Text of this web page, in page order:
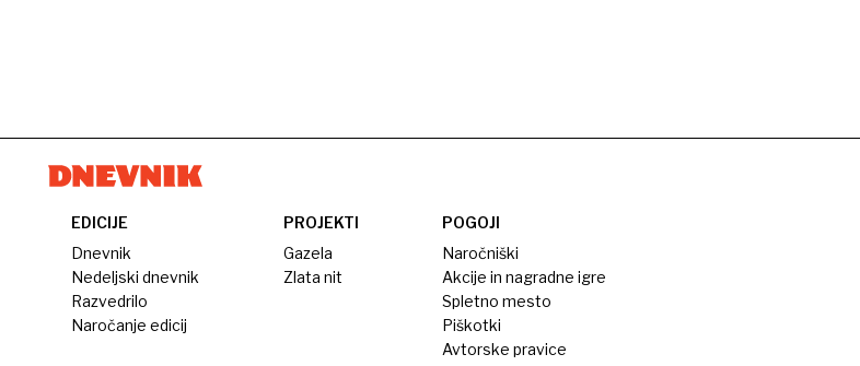
EDICIJE
Dnevnik
Nedeljski dnevnik
Razvedrilo
Naročanje edicij
PROJEKTI
Gazela
Zlata nit
POGOJI
Naročniški
Akcije in nagradne igre
Spletno mesto
Piškotki
Avtorske pravice